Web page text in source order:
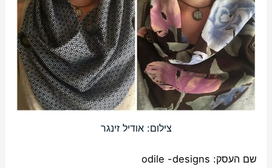
צילום: אודיל זינגר
שם העסק: odile -designs